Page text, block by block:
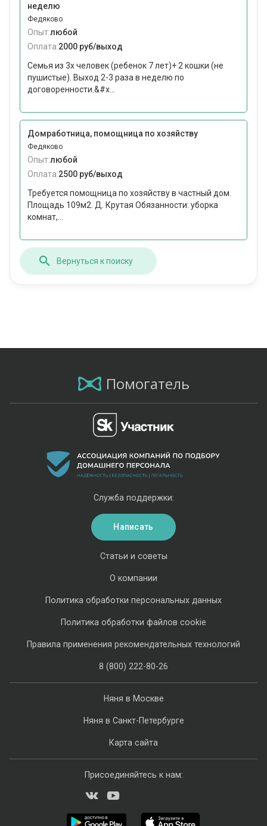
неделю
Федяково
Опыт:любой
Оплата:2000 руб/выход
Семья из 3х человек (ребенок 7 лет)+ 2 кошки (не
пушистые). Выход 2-3 раза в неделю по
договоренности.&#x...
Домработница, помощница по хозяйству
Федяково
Опыт:любой
Оплата:2500 руб/выход
Требуется помощница по хозяйству в частный дом.
Площадь 109м2. Д. Крутая Обязанности: уборка
комнат,...
Вернуться к поиску
Помогатель
Няня в Москве
Няня в Санкт-Петербурге
Карта сайта
Статьи и советы
О компании
Политика обработки персональных данных
Политика обработки файлов cookie
Правила применения рекомендательных технологий
8 (800) 222-80-26
Служба поддержки:
Написать
Присоединяйтесь к нам: